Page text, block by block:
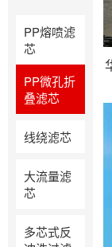
PP熔喷滤
芯
PP微孔折
叠滤芯
线绕滤芯
大流量滤
芯
多芯式反